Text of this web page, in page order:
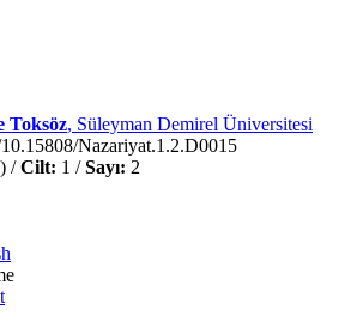
Toksöz, Süleyman Demirel Üniversitesi
Nazariyat.1.2.D0015
/Cilt: 1 /Sayı: 2